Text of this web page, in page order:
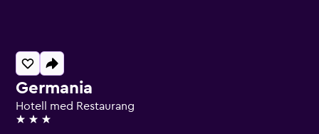
Germania
Hotell med Restaurang
3 stjärnor